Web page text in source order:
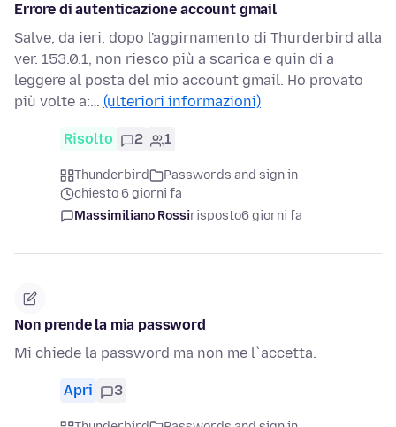
Errore di autenticazione account gmail
Salve, da ieri, dopo l'aggirnamento di Thurderbird alla
ver. 153.0.1, non riesco più a scarica e quin di a
leggere al posta del mio account gmail. Ho provato
più volte a:… (ulteriori informazioni)
Risolto 2 1
Thunderbird
Passwords and sign in
chiesto 6 giorni fa
Massimiliano Rossirisposto6 giorni fa
Non prende la mia password
Mi chiede la password ma non me l`accetta.
Apri 3